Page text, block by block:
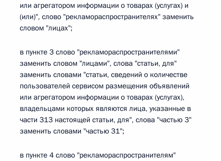
или агрегатором информации о товарах (услугах) и
(или)", слово "рекламораспространителях" заменить
словом "лицах";
в пункте 3 слово "рекламораспространителями"
заменить словом "лицами", слова "статьи, для"
заменить словами "статьи, сведений о количестве
пользователей сервисом размещения объявлений
или агрегатором информации о товарах (услугах),
владельцами которых являются лица, указанные в
части 313 настоящей статьи, для", слова "частью 3"
заменить словами "частью 31";
в пункте 4 слово "рекламораспространителям"